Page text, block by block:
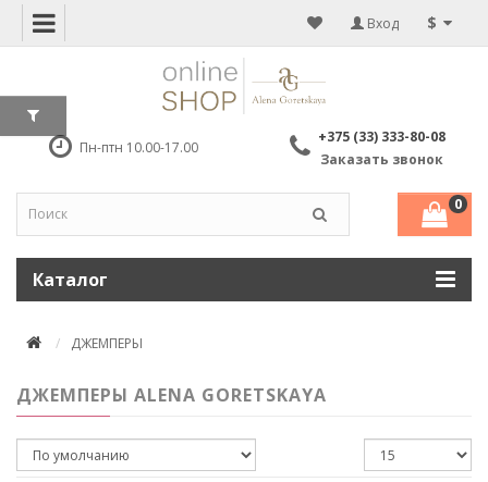
$
Вход
Пн-птн 10.00-17.00
+375 (33) 333-80-08
Заказать звонок
0
Каталог
ДЖЕМПЕРЫ
ДЖЕМПЕРЫ ALENA GORETSKAYA